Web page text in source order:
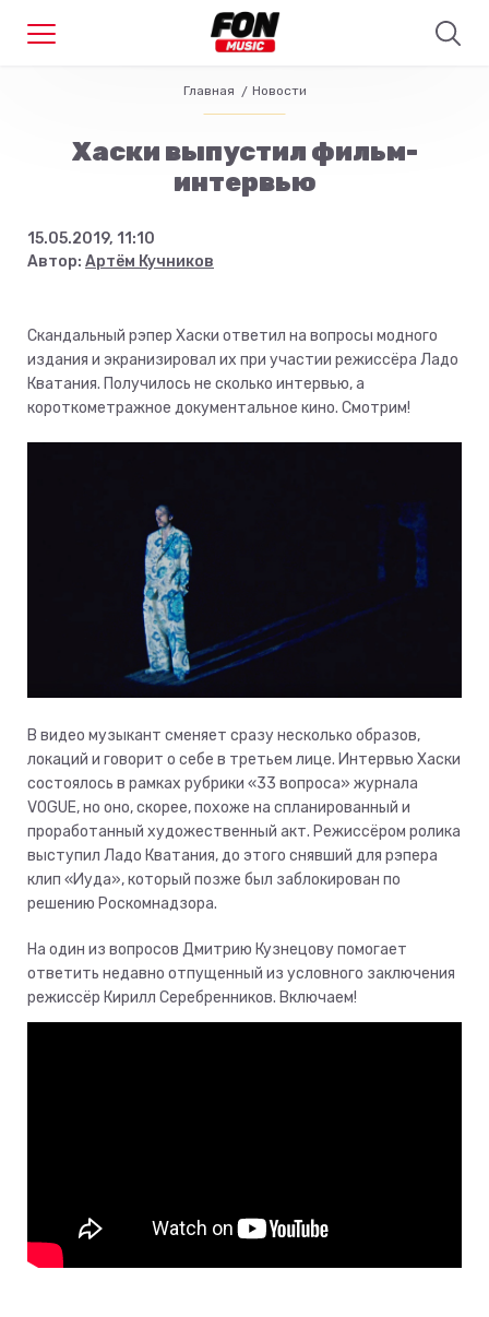
Главная Новости
Хаски выпустил фильм-
интервью
15.05.2019, 11:10
Автор: Артём Кучников
Скандальный рэпер Хаски ответил на вопросы модного
издания и экранизировал их при участии режиссёра Ладо
Кватания. Получилось не сколько интервью, а
короткометражное документальное кино. Смотрим!
В видео музыкант сменяет сразу несколько образов,
локаций и говорит о себе в третьем лице. Интервью Хаски
состоялось в рамках рубрики «33 вопроса» журнала
VOGUE, но оно, скорее, похоже на спланированный и
проработанный художественный акт. Режиссёром ролика
выступил Ладо Кватания, до этого снявший для рэпера
клип «Иуда», который позже был заблокирован по
решению Роскомнадзора.
На один из вопросов Дмитрию Кузнецову помогает
ответить недавно отпущенный из условного заключения
режиссёр Кирилл Серебренников. Включаем!